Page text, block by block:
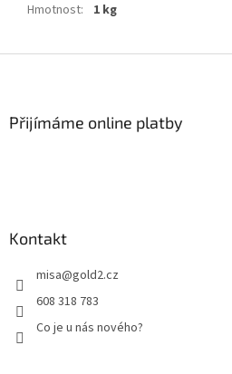
Hmotnost: 1 kg
Přijímáme online platby
Kontakt
misa@gold2.cz
608 318 783
Co je u nás nového?